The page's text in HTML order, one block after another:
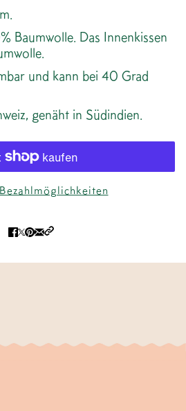
Baumwolle. Das Innenkissen
und kann bei 40 Grad
genäht in Südindien.